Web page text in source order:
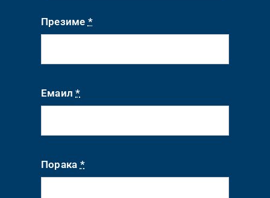
Презиме *
Емаил*
Порака *